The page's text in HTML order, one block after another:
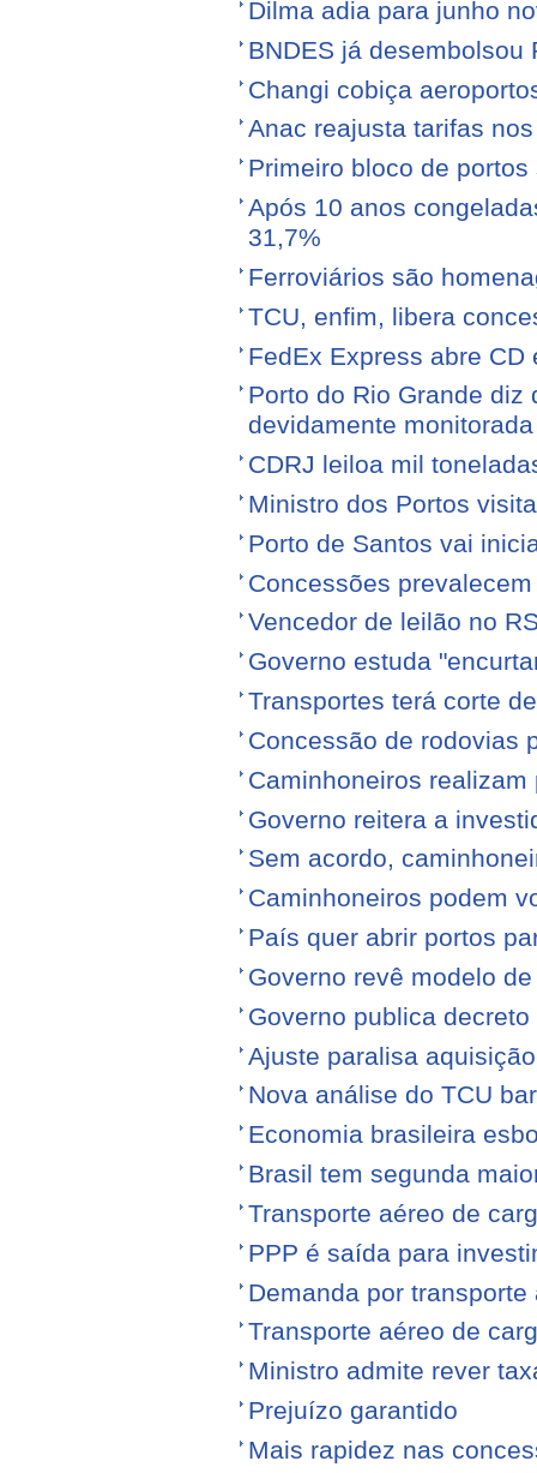
Dilma adia para junho
BNDES já
Changi cobiça
Anac reajusta tarifas
Primeiro bloco de
Após 10 anos
31,7%
Ferroviários são
TCU, enfim, libera
FedEx Express abre CD
Porto do Rio Grande
devidamente monitorada
CDRJ leiloa mil
Ministro dos Portos
Porto de Santos vai
Concessões
Vencedor de leilão no
Governo estuda
Transportes terá corte
Concessão de rodovias
Caminhoneiros
Governo reitera a
Sem acordo,
Caminhoneiros podem
País quer abrir portos
Governo revê modelo
Governo publica
Ajuste paralisa
Nova análise do TCU
Economia brasileira
Brasil tem segunda
Transporte aéreo de
PPP é saída para
Demanda por
Transporte aéreo de
Ministro admite rever
Prejuízo garantido
Mais rapidez nas